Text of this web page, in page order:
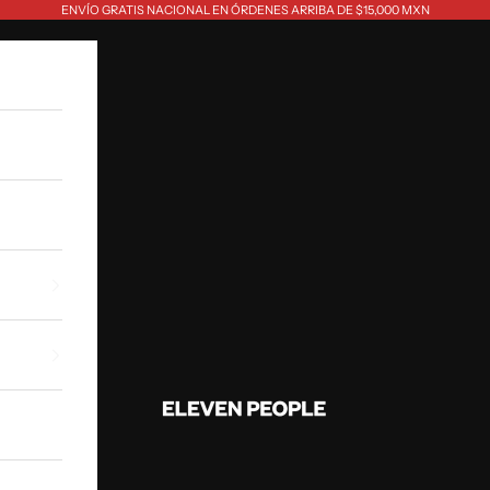
ENVÍO GRATIS NACIONAL EN ÓRDENES ARRIBA DE $15,000 MXN